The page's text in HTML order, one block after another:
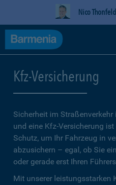
Nico
Kfz-Versicherung
Sicherheit im
und eine Kfz-Versicherung
Schutz, um Ihr Fahrzeug in
abzusichern – egal, ob Sie
oder gerade erst Ihren
Mit unserer leistungsstarken